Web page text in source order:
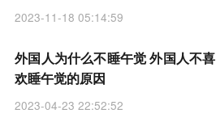
2023-11-18 05:14:59
外国人为什么不睡午觉 外国人不喜
欢睡午觉的原因
2023-04-23 22:52:52